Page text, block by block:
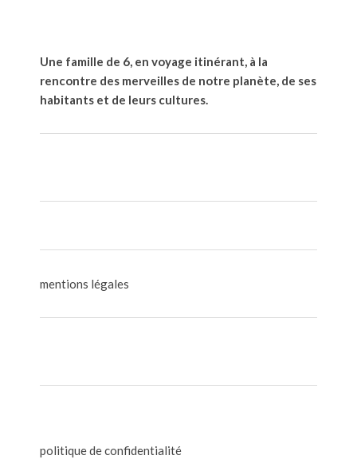
Une famille de 6, en voyage itinérant, à la
rencontre des merveilles de notre planète, de ses
habitants et de leurs cultures.
mentions légales
politique de confidentialité